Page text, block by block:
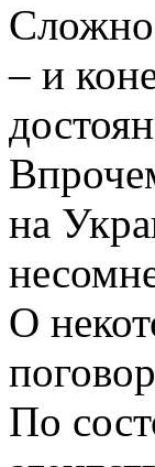
– и
на
О
По